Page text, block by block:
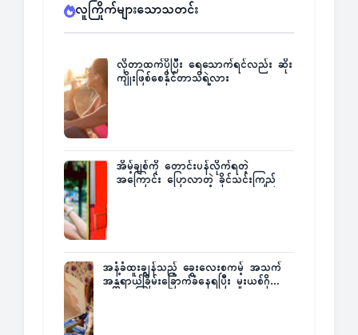
လူကြိုက်များသောသတင်း
လိုတာထက်ပိုပြီး ရေသောက်ရင်လည်း ဆိုး
ကျိုးဖြစ်စေနိုင်တာသိရဲ့လား
အိမ့်ချစ်ကို တောင်းပန်လိုက်ရတဲ့
အကြောင်း ပြောလာတဲ့ ခိုင်သင်းကြည်
အနံ့ခံထူးချွန်သည့် ခွေးလေးစကမ့် အသက်
အန္တရာယ်ခြိမ်းခြောက်ခံနေရပြီး မူးယစ်ဂိုဏ်း